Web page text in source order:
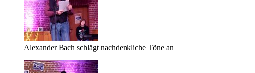
Alexander Bach schlägt nachdenkliche Töne an